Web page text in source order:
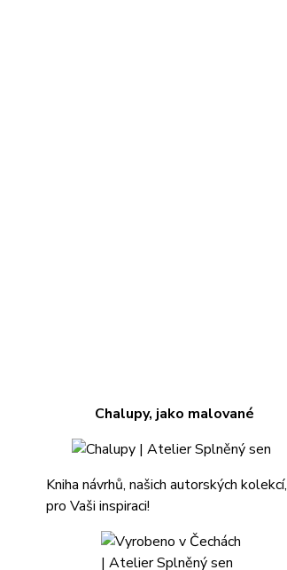
Chalupy, jako malované
Kniha návrhů, našich autorských kolekcí,
pro Vaši inspiraci!